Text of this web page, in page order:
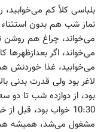
بلباسی کلاً کم
نماز شب هم بدون
می‌خواند، چراغ هم روشن
می‌خواند، اگر
می‌خوابید، غذا خوردنش
لاغر بود ولی قدرت بدنی
بود، از دوازده شب تا
10:30 خواب بود، قبل
مشغول می‌شد، همیشه هم